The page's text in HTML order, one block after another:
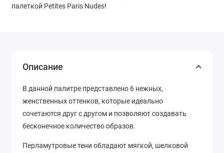
палеткой Petites Paris Nudes!
Описание
В данной палитре представлено 6 нежных,
женственных оттенков, которые идеально
сочетаются друг с другом и позволяют создавать
бесконечное количество образов.
Перламутровые тени обладают мягкой, шелковой